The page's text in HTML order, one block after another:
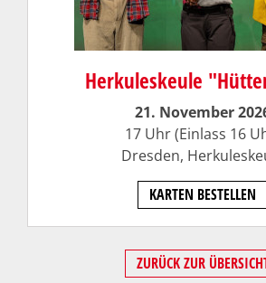
Herkuleskeule
21. November
17 Uhr (Einlass 16
Dresden,
KARTEN BESTELLEN
ZURÜCK ZUR